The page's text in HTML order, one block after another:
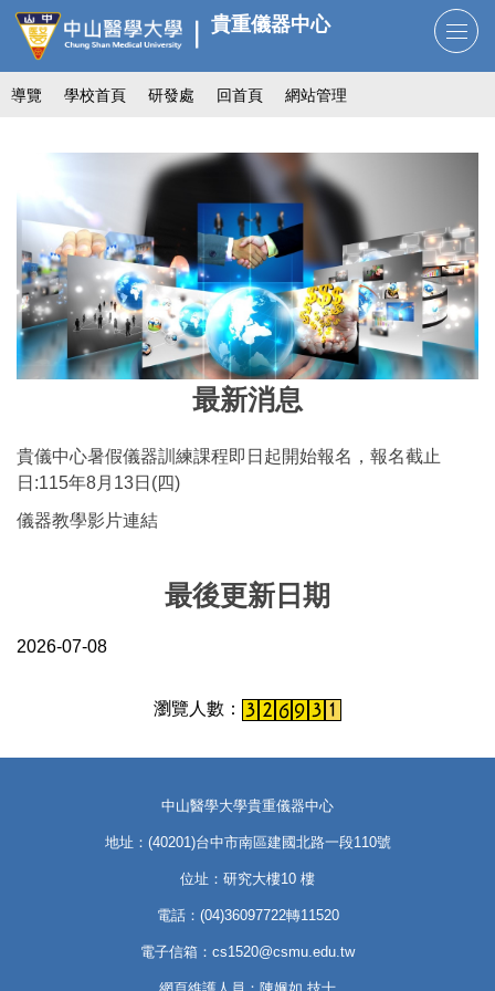
跳
到
主
要
貴重儀器中心
導覽 學校首頁 研發處 回首頁 網站管理
最新消息
貴儀中心暑假儀器訓練課程即日起開始報名，報名截止
日:115年8月13日(四)
儀器教學影片連結
最後更新日期
2026-07-08
中山醫學大學貴重儀器中心
地址：(40201)台中市南區建國北路一段110號
位址：研究大樓10 樓
電話：(04)36097722轉11520
電子信箱：cs1520@csmu.edu.tw